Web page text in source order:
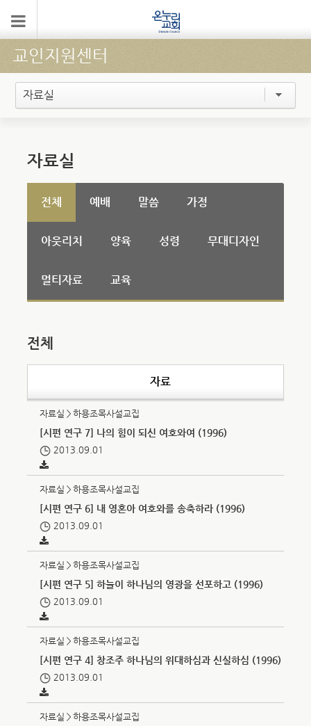
교인지원센터
자료실
자료실
전체 예배 말씀 가정
아웃리치 양육 성령 무대디자인
멀티자료 교육
전체
자료
자료실＞하용조목사설교집
[시편 연구 7] 나의 힘이 되신 여호와여 (1996)
2013.09.01
자료실＞하용조목사설교집
[시편 연구 6] 내 영혼아 여호와를 송축하라 (1996)
2013.09.01
자료실＞하용조목사설교집
[시편 연구 5] 하늘이 하나님의 영광을 선포하고 (1996)
2013.09.01
자료실＞하용조목사설교집
[시편 연구 4] 창조주 하나님의 위대하심과 신실하심 (1996)
2013.09.01
자료실＞하용조목사설교집